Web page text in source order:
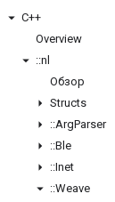
C++
Overview
::nl
Обзор
Structs
::ArgParser
::Ble
::Inet
::Weave